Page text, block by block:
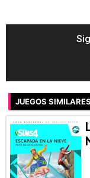
JUEGOS SIMILARES